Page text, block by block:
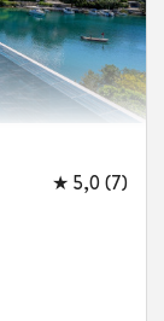
★ 5,0 (7)